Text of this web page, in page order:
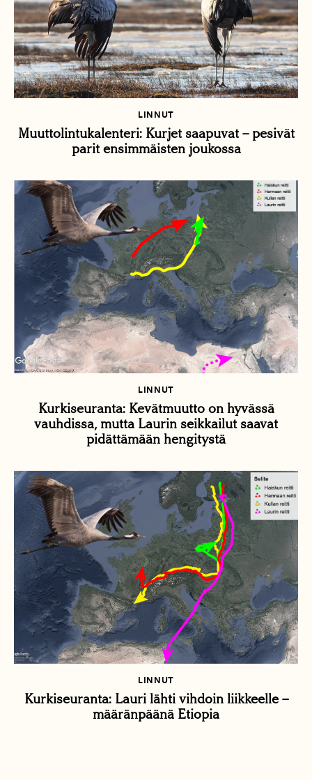
LINNUT
Muuttolintukalenteri: Kurjet saapuvat – pesivät
parit ensimmäisten joukossa
LINNUT
Kurkiseuranta: Kevätmuutto on hyvässä
vauhdissa, mutta Laurin seikkailut saavat
pidättämään hengitystä
LINNUT
Kurkiseuranta: Lauri lähti vihdoin liikkeelle –
määränpäänä Etiopia